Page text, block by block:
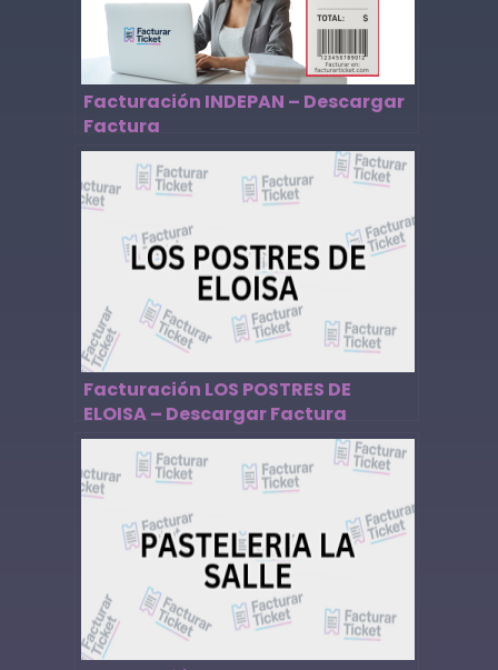
Facturación INDEPAN – Descargar
Factura
Facturación LOS POSTRES DE
ELOISA – Descargar Factura